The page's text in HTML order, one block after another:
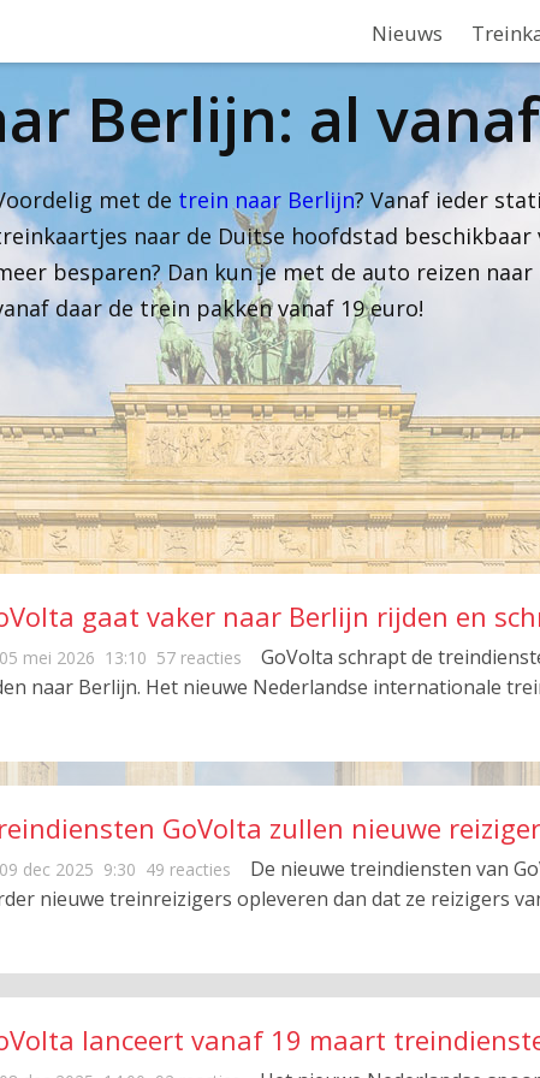
Nieuws
Berlijn: al
met de trein naar Berlijn? Vanaf ieder
naar de Duitse hoofdstad beschikbaar
besparen? Dan kun je met de auto reizen
daar de trein pakken vanaf 19 euro!
gaat vaker naar Berlijn rijden en
05 mei 2026 13:10 57 reacties
GoVolta schrapt de
naar Berlijn. Het nieuwe Nederlandse internationale
GoVolta zullen nieuwe
09 dec 2025 9:30 49 reacties
De nieuwe treindiensten van
nieuwe treinreizigers opleveren dan dat ze reizigers
lanceert vanaf 19 maart